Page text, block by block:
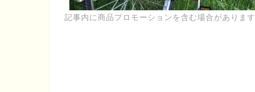
記事内に商品プロモーションを含む場合があります